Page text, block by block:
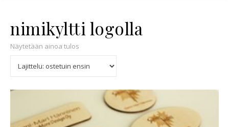
nimikyltti logolla
Näytetään ainoa tulos